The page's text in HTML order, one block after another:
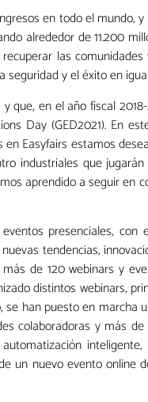
en todo el mundo,
alrededor de 11.200
las
y el éxito en
que, en el año fiscal
Day (GED2021). En
Easyfairs estamos
industriales que
aprendido a seguir en
presenciales, con
tendencias,
de 120 webinars y
distintos webinars,
han puesto en marcha
colaboradoras y más
un nuevo evento online